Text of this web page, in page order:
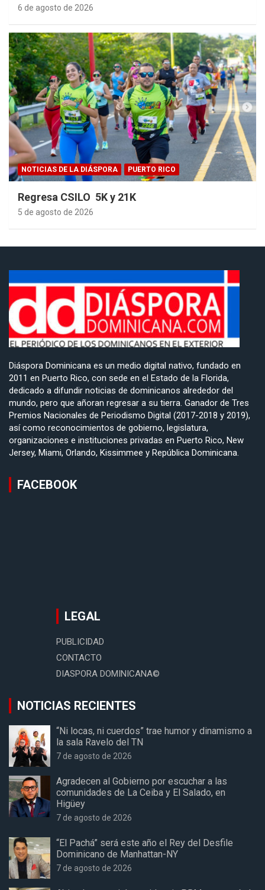
6 de agosto de 2026
NOTICIAS DE LA DIÁSPORA PUERTO RICO
Regresa CSILO 5K y 21K
5 de agosto de 2026
Diáspora Dominicana es un medio digital nativo, fundado en
2011 en Puerto Rico, con sede en el Estado de la Florida,
dedicado a difundir noticias de dominicanos alrededor del
mundo, pero que añoran regresar a su tierra. Ganador de Tres
Premios Nacionales de Periodismo Digital (2017-2018 y 2019),
así como reconocimientos de gobierno, legislatura,
organizaciones e instituciones privadas en Puerto Rico, New
Jersey, Miami, Orlando, Kissimmee y República Dominicana.
FACEBOOK
LEGAL
PUBLICIDAD
CONTACTO
DIASPORA DOMINICANA©
NOTICIAS RECIENTES
“Ni locas, ni cuerdos” trae humor y dinamismo a
la sala Ravelo del TN
7 de agosto de 2026
Agradecen al Gobierno por escuchar a las
comunidades de La Ceiba y El Salado, en
Higüey
7 de agosto de 2026
“El Pachá” será este año el Rey del Desfile
Dominicano de Manhattan-NY
7 de agosto de 2026